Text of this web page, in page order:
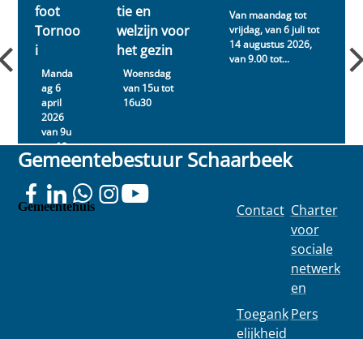
ft u
nod
ig!
foot
Tornoo
i
Manda
ag 6
april
2026
van 9u
tot 19u
tie en
welzijn voor
het gezin
Woensdag
van 15u tot
16u30
Van maandag tot
vrijdag, van 6 juli tot
14 augustus 2026,
van 9.00 tot...
Gemeentebestuur Schaarbeek
Gemeentehuis Contact
Toegank
elijkheid
Charter
voor
sociale
netwerk
en
Pers